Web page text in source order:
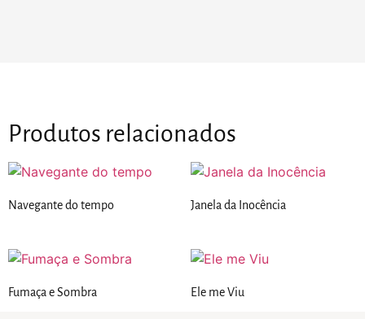
Produtos relacionados
Navegante do tempo Janela da Inocência
Fumaça e Sombra Ele me Viu